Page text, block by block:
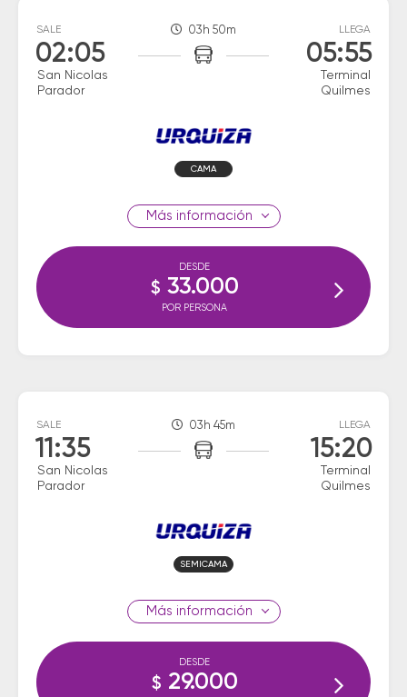
SALE
02:05
San Nicolas
Parador
03h 50m LLEGA
05:55
Terminal
Quilmes
CAMA
información
DESDE
$ 33.000
POR PERSONA
SALE
11:35
San Nicolas
Parador
03h 45m LLEGA
15:20
Terminal
Quilmes
SEMICAMA
información
DESDE
$ 29.000